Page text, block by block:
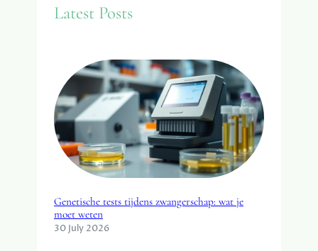
Latest Posts
Genetische tests tijdens zwangerschap: wat je
moet weten
30 July 2026